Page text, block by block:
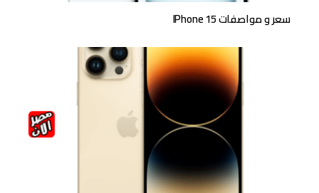
سعر و مواصفات IPhone 15